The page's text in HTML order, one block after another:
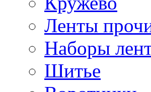
Ленты
Наборы
Шитье